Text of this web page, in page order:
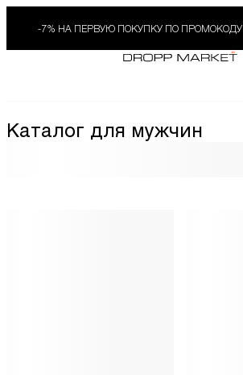
-7% НА ПЕРВУЮ ПОКУПКУ ПО ПРОМОКОДУ
Каталог для мужчин